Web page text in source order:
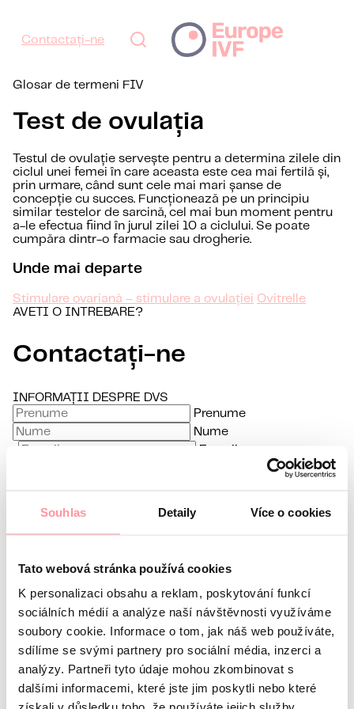
Souhlas Detaily Více o cookies
Tato webová stránka používá cookies
K personalizaci obsahu a reklam, poskytování funkcí
sociálních médií a analýze naší návštěvnosti využíváme
soubory cookie. Informace o tom, jak náš web používáte,
sdílíme se svými partnery pro sociální média, inzerci a
analýzy. Partneři tyto údaje mohou zkombinovat s
dalšími informacemi, které jste jim poskytli nebo které
Contactați-ne
Glosar de termeni FIV
Test de ovulația
Testul de ovulație servește pentru a determina zilele din
ciclul unei femei în care aceasta este cea mai fertilă și,
prin urmare, când sunt cele mai mari șanse de
concepție cu succes. Funcționează pe un principiu
similar testelor de sarcină, cel mai bun moment pentru
a-le efectua fiind în jurul zilei 10 a ciclului. Se poate
cumpăra dintr-o farmacie sau drogherie.
Unde mai departe
Stimulare ovariană – stimulare a ovulației Ovitrelle
AVETI O INTREBARE?
Contactați-ne
INFORMAȚII DESPRE DVS
Prenume
Nume
E-mail
Sunt interesat de
fie teamă să ne întrebați nimic
Toate comunicările sunt criptate folosind SSL și
Politica de Confidențialitate